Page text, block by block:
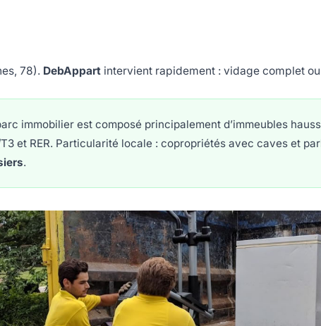
78). DebAppart intervient rapidement : vidage complet
immobilier est composé principalement d’immeubles
et RER. Particularité locale : copropriétés avec caves et
.